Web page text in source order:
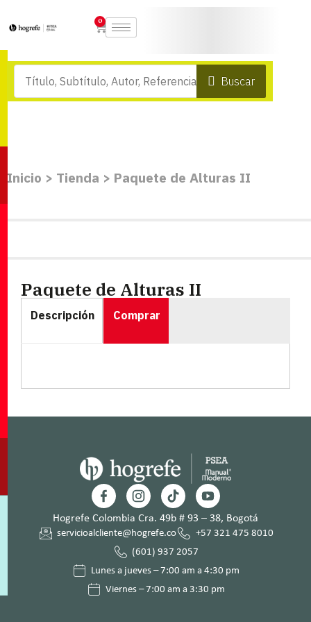
0
Buscar
Inicio > Tienda > Paquete de Alturas II
Paquete de Alturas II
Descripción Comprar
Hogrefe Colombia Cra. 49b # 93 – 38, Bogotá
servicioalcliente@hogrefe.co
+57 321 475 8010
(601) 937 2057
Lunes a jueves – 7:00 am a 4:30 pm
Viernes – 7:00 am a 3:30 pm